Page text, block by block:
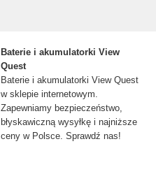
Baterie i akumulatorki View
Quest
Baterie i akumulatorki View Quest
w sklepie internetowym.
Zapewniamy bezpieczeństwo,
błyskawiczną wysyłkę i najniższe
ceny w Polsce. Sprawdź nas!